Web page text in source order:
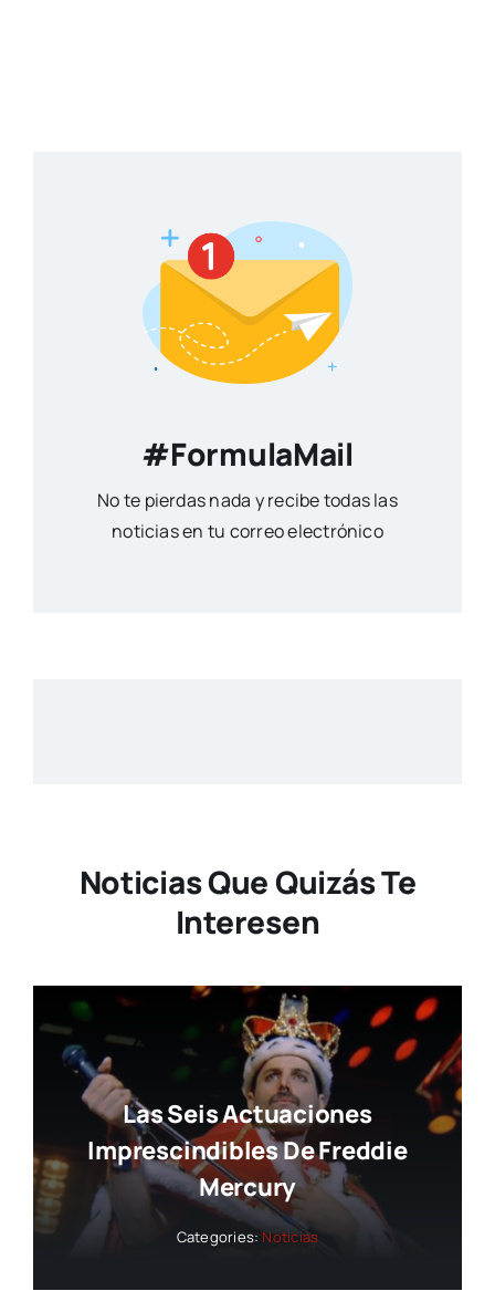
#FormulaMail
No te pierdas nada y recibe todas las
noticias en tu correo electrónico
Noticias Que Quizás Te
Interesen
Las Seis Actuaciones
Imprescindibles De Freddie
Mercury
Categories: Noticias